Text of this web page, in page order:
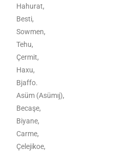
Hahurat,
Besti,
Sowmen,
Tehu,
Çermit,
Haxu,
Bjaffo.
Asüm (Asümıj),
Becaşe,
Biyane,
Carme,
Çelejikoe,